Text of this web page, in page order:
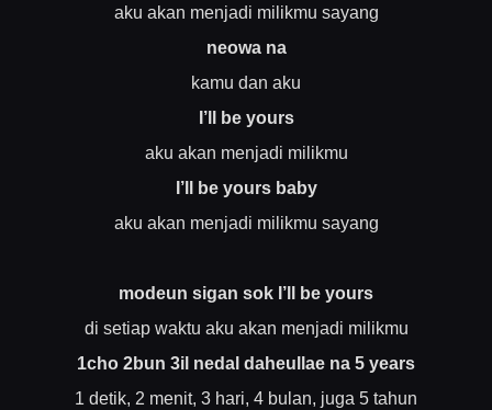
aku akan menjadi milikmu sayang
neowa na
kamu dan aku
I’ll be yours
aku akan menjadi milikmu
I’ll be yours baby
aku akan menjadi milikmu sayang
modeun sigan sok I’ll be yours
di setiap waktu aku akan menjadi milikmu
1cho 2bun 3il nedal daheullae na 5 years
1 detik, 2 menit, 3 hari, 4 bulan, juga 5 tahun